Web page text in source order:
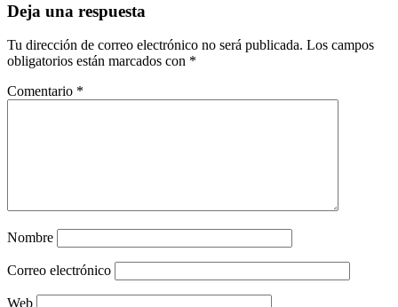
Deja una respuesta
Tu dirección de correo electrónico no será publicada. Los campos
obligatorios están marcados con *
Comentario *
Nombre
Correo electrónico
Web